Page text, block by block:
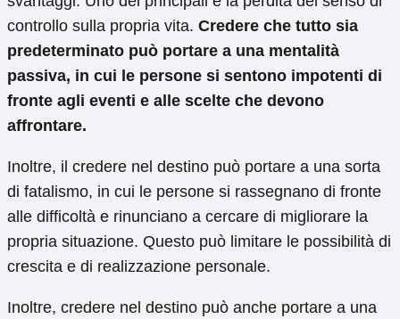
controllo sulla propria vita. Credere che tutto sia
predeterminato può portare a una mentalità
passiva, in cui le persone si sentono impotenti di
fronte agli eventi e alle scelte che devono
affrontare.
Inoltre, il credere nel destino può portare a una sorta
di fatalismo, in cui le persone si rassegnano di fronte
alle difficoltà e rinunciano a cercare di migliorare la
propria situazione. Questo può limitare le possibilità di
crescita e di realizzazione personale.
Inoltre, credere nel destino può anche portare a una